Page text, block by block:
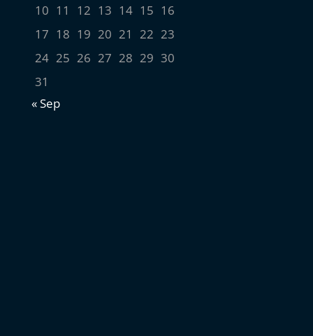
10 11 12 13 14 15 16
17 18 19 20 21 22 23
24 25 26 27 28 29 30
31
« Sep